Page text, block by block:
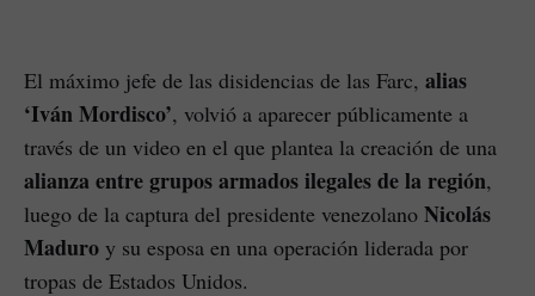
El máximo jefe de las disidencias de las Farc, alias
‘Iván Mordisco’, volvió a aparecer públicamente a
través de un video en el que plantea la creación de una
alianza entre grupos armados ilegales de la región,
luego de la captura del presidente venezolano Nicolás
Maduro y su esposa en una operación liderada por
tropas de Estados Unidos.